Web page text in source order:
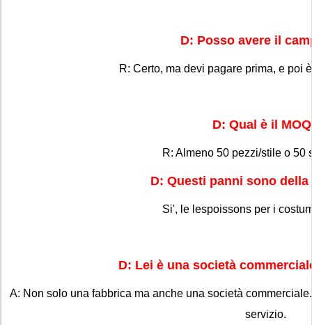
D: Posso avere il
R: Certo, ma devi pagare prima, e poi
D: Qual è il
R: Almeno 50 pezzi/stile o 50
D: Questi panni sono della
Si', le lespoissons per i
D: Lei è una società
A: Non solo una fabbrica ma anche una società
servizio.